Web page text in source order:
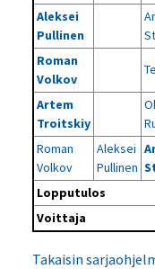
Aleksei
Pullinen
Roman
Volkov
Artem
Troitskiy
Roman
Volkov
Aleksei
Pullinen
Lopputulos
Voittaja
Takaisin